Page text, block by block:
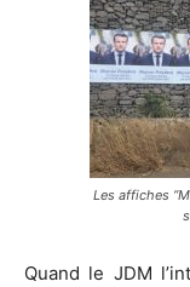
Les affiches
Quand le JDM